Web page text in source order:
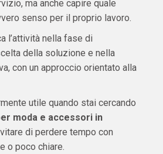
ma anche capire quale
senso per il proprio lavoro.
l’attività nella fase di
della soluzione e nella
con un approccio orientato alla
utile quando stai cercando
moda e accessori in
di perdere tempo con
o poco chiare.